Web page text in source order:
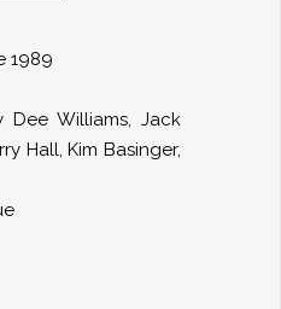
1989
Dee Williams, Jack
Hall,Kim Basinger,